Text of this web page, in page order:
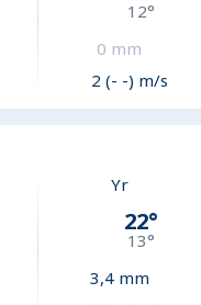
12°
0 mm
2 (- -) m/s
Yr
22°
13°
3,4mm